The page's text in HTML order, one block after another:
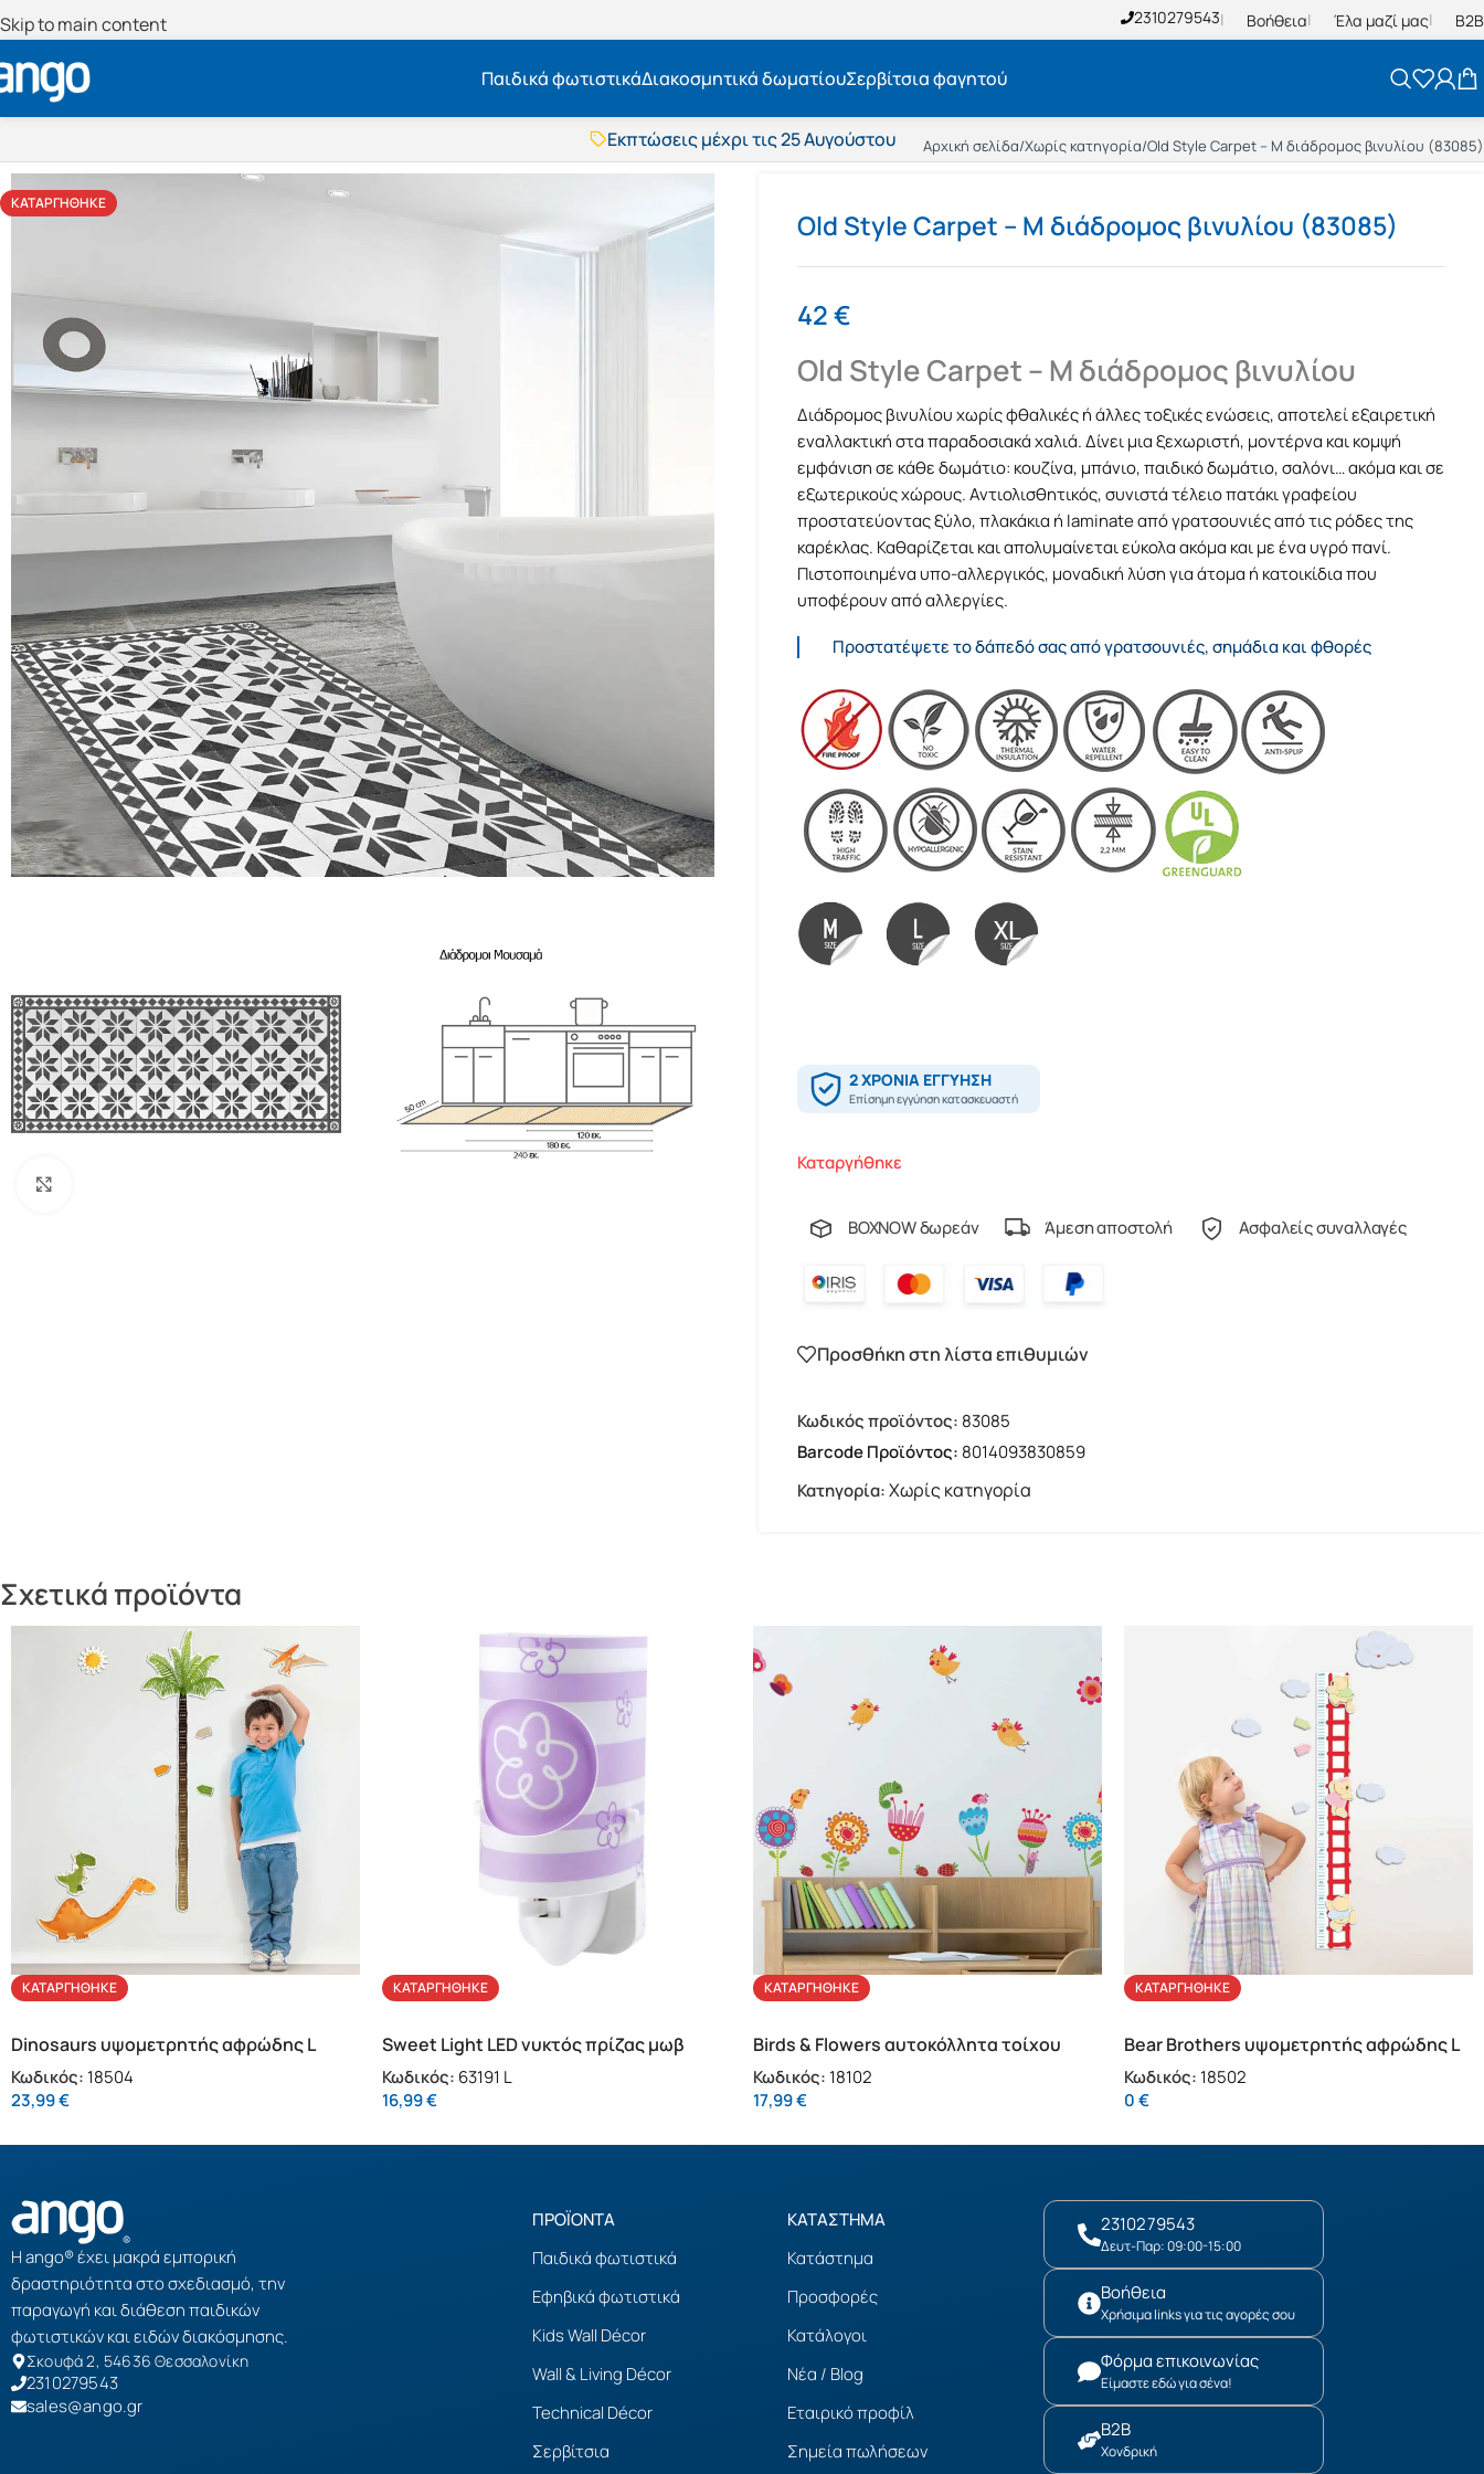
Skip to main content 2310279543 Βοήθεια Έλα μαζί μας B2B
Παιδικά φωτιστικάΔιακοσμητικά δωματίουΣερβίτσια φαγητού
Εκπτώσεις μέχρι τις 25 Αυγούστου
Δωρεάν μεταφορικά
BOXNOW αποστολή
Εκπτώσεις μέχρι τις 25 Αυγούστου
Δωρεάν μεταφορικά
BOXNOW αποστολή
Αρχική σελίδα/Χωρίς κατηγορία/Old Style Carpet – M διάδρομος βινυλίου (83085)
ΚΑΤΑΡΓΉΘΗΚΕ
Old Style Carpet – M διάδρομος βινυλίου (83085)
42€
Old Style Carpet – M διάδρομος βινυλίου
Διάδρομος βινυλίου χωρίς φθαλικές ή άλλες τοξικές ενώσεις, αποτελεί εξαιρετική
εναλλακτική στα παραδοσιακά χαλιά. Δίνει μια ξεχωριστή, μοντέρνα και κομψή
εμφάνιση σε κάθε δωμάτιο: κουζίνα, μπάνιο, παιδικό δωμάτιο, σαλόνι… ακόμα και σε
εξωτερικούς χώρους. Αντιολισθητικός, συνιστά τέλειο πατάκι γραφείου
προστατεύοντας ξύλο, πλακάκια ή laminate από γρατσουνιές από τις ρόδες της
καρέκλας. Καθαρίζεται και απολυμαίνεται εύκολα ακόμα και με ένα υγρό πανί.
Πιστοποιημένα υπο-αλλεργικός, μοναδική λύση για άτομα ή κατοικίδια που
υποφέρουν από αλλεργίες.
Προστατέψετε το δάπεδό σας από γρατσουνιές, σημάδια και φθορές
Καταργήθηκε
BOXNOW δωρεάν Άμεση αποστολή Ασφαλείς συναλλαγές
Προσθήκη στη λίστα επιθυμιών
Barcode Προϊόντος: 8014093830859
Κωδικός προϊόντος: 83085
Κατηγορία:Χωρίς κατηγορία
Σχετικά προϊόντα
ΚΑΤΑΡΓΉΘΗΚΕ
Dinosaurs υψομετρητής αφρώδης L
Κωδικός: 18504
23,99€
ΚΑΤΑΡΓΉΘΗΚΕ
Sweet Light LED νυκτός πρίζας μωβ
Κωδικός: 63191 L
16,99€
ΚΑΤΑΡΓΉΘΗΚΕ
Birds & Flowers αυτοκόλλητα τοίχου
Κωδικός: 18102
17,99€
ΚΑΤΑΡΓΉΘΗΚΕ
Bear Brothers υψομετρητής αφρώδης L
Κωδικός: 18502
0€
Η ango® έχει μακρά εμπορική
δραστηριότητα στο σχεδιασμό, την
παραγωγή και διάθεση παιδικών
φωτιστικών και ειδών διακόσμησης.
Σκουφά 2, 54636 Θεσσαλονίκη
2310279543
sales@ango.gr
ΠΡΟΪΟΝΤΑ
Παιδικά φωτιστικά
Εφηβικά φωτιστικά
Kids Wall Décor
Wall & Living Décor
Technical Décor
Σερβίτσια
ΚΑΤΑΣΤΗΜΑ
Κατάστημα
Προσφορές
Κατάλογοι
Νέα / Blog
Εταιρικό προφίλ
Σημεία πωλήσεων
2310279543
Δευτ-Παρ: 09:00-15:00
Βοήθεια
Χρήσιμα links για τις αγορές σου
Φόρμα επικοινωνίας
Είμαστε εδώ για σένα!
B2B
Χονδρική